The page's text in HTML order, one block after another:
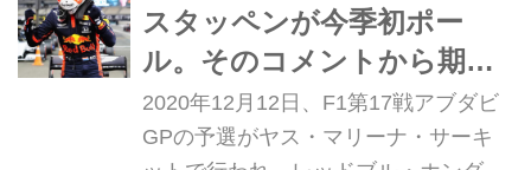
スタッペンが今季初ポー
ル。そのコメントから期待
はさらに高まる！【モータ
ースポーツ】
2020年12月12日、F1第17戦アブダビ
GPの予選がヤス・マリーナ・サーキ